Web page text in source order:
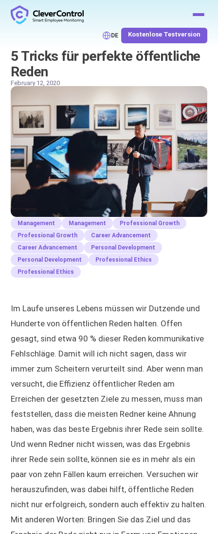
DE Kostenlose Testversion
5 Tricks für perfekte öffentliche
Reden
February 12, 2020
Management Management
Professional Growth
Professional Growth
Career Advancement
Career Advancement
Personal Development
Personal Development
Professional Ethics
Professional Ethics
Im Laufe unseres Lebens müssen wir Dutzende und
Hunderte von öffentlichen Reden halten. Offen
gesagt, sind etwa 90 % dieser Reden kommunikative
Fehlschläge. Damit will ich nicht sagen, dass wir
immer zum Scheitern verurteilt sind. Aber wenn man
versucht, die Effizienz öffentlicher Reden am
Erreichen der gesetzten Ziele zu messen, muss man
feststellen, dass die meisten Redner keine Ahnung
haben, was das beste Ergebnis ihrer Rede sein sollte.
Und wenn Redner nicht wissen, was das Ergebnis
ihrer Rede sein sollte, können sie es in mehr als ein
paar von zehn Fällen kaum erreichen. Versuchen wir
herauszufinden, was dabei hilft, öffentliche Reden
nicht nur erfolgreich, sondern auch effektiv zu halten.
Mit anderen Worten: Bringen Sie das Ziel und das